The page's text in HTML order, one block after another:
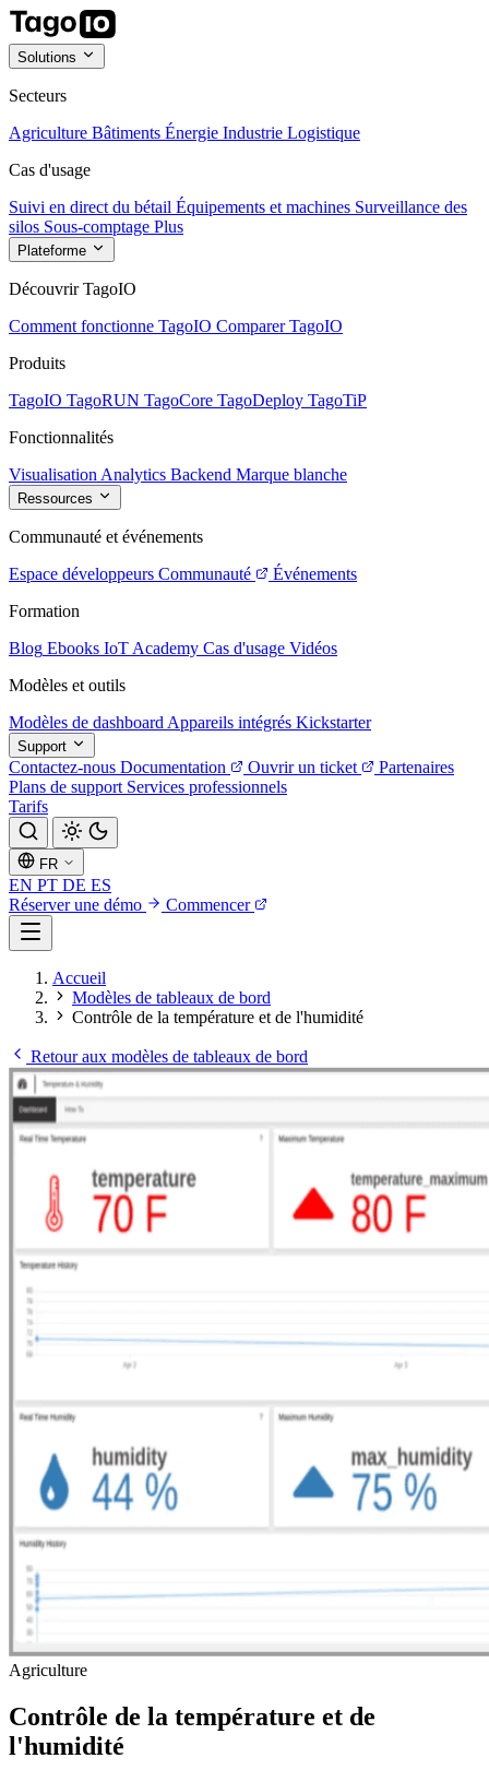
Solutions
Secteurs
Agriculture Bâtiments Énergie Industrie Logistique
Cas d'usage
Suivi en direct du bétail Équipements et machines Surveillance des
silos Sous-comptage Plus
Plateforme
Découvrir TagoIO
Comment fonctionne TagoIO Comparer TagoIO
Produits
TagoIO TagoRUN TagoCore TagoDeploy TagoTiP
Fonctionnalités
Visualisation Analytics Backend Marque blanche
Ressources
Communauté et événements
Espace développeurs Communauté
Événements
Formation
Blog Ebooks IoT Academy Cas d'usage Vidéos
Modèles et outils
Modèles de dashboard Appareils intégrés Kickstarter
Support
Contactez-nous Documentation Ouvrir un ticket
Partenaires
Plans de support Services professionnels
Tarifs
FR
EN PT DE ES
Réserver une démo
Commencer
Accueil
Modèles de tableaux de bord
Contrôle de la température et de l'humidité
Retour aux modèles de tableaux de bord
Agriculture
Contrôle de la température et de
l'humidité